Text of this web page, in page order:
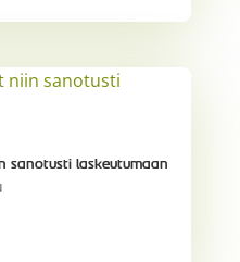
sanotusti laskeutumaan